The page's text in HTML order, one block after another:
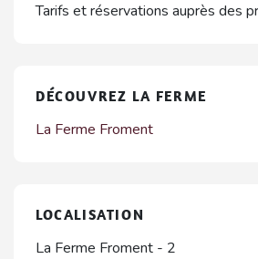
Tarifs et réservations auprès des
DÉCOUVREZ LA FERME
La Ferme Froment
LOCALISATION
La Ferme Froment - 2